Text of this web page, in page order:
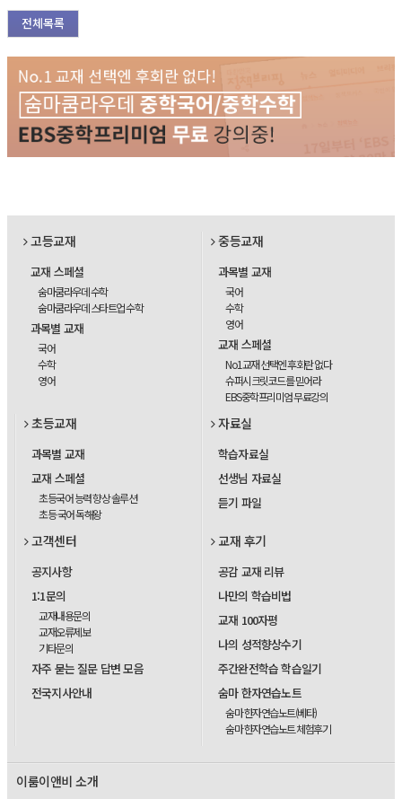
전체목록
고등교재
교재 스페셜
숨마쿰라우데 수학
숨마쿰라우데 스타트업 수학
과목별 교재
국어
수학
영어
중등교재
과목별 교재
국어
수학
영어
교재 스페셜
No1교재 선택엔 후회란 없다
슈퍼시크릿코드를 믿어라
EBS중학프리미엄 무료강의
초등교재
과목별 교재
교재 스페셜
초등국어 능력 향상 솔루션
초등 국어 독해왕
자료실
학습자료실
선생님 자료실
듣기 파일
고객센터
공지사항
1:1문의
교재내용문의
교재오류제보
기타문의
자주 묻는 질문 답변 모음
전국지사안내
교재 후기
공감 교재 리뷰
나만의 학습비법
교재 100자평
나의 성적향상수기
주간완전학습 학습일기
숨마 한자연습노트
숨마 한자연습노트(베타)
숨마 한자연습노트 체험후기
이룸이앤비 소개